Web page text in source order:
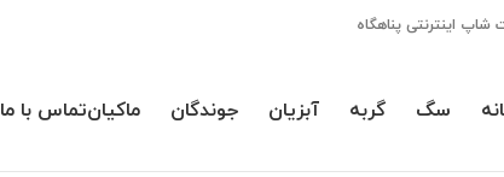
شاپ اینترنتی پناهگاه
سگ گربه آبزیان جوندگان ماکیانتماس با ما